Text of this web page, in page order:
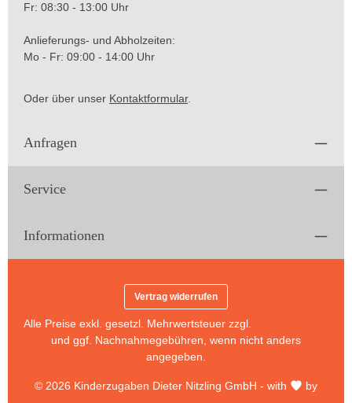
Fr: 08:30 - 13:00 Uhr
Anlieferungs- und Abholzeiten:
Mo - Fr: 09:00 - 14:00 Uhr
Oder über unser Kontaktformular.
Anfragen
Service
Informationen
Vertrag widerrufen
© 2026 Kinderzugaben Dieter Nitzling GmbH - with
by
Alle Preise exkl. gesetzl. Mehrwertsteuer zzgl.
und ggf. Nachnahmegebühren, wenn nicht anders
angegeben.